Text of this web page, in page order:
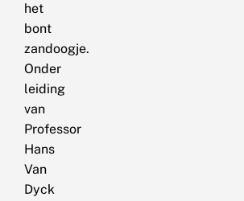
het
bont
zandoogje.
Onder
leiding
van
Professor
Hans
Van
Dyck